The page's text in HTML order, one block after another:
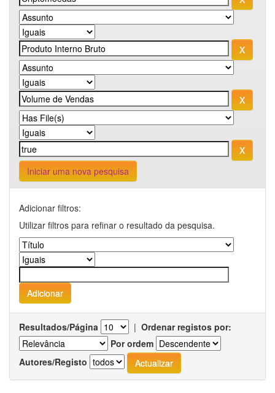
Iniciar uma nova pesquisa
Adicionar filtros:
Utilizar filtros para refinar o resultado da pesquisa.
Resultados/Página | Ordenar registos por:
Por ordem
Autores/Registo